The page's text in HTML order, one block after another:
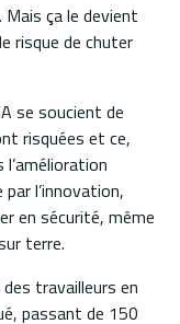
Mais ça le devient
risque de chuter
se soucient de
risquées et ce,
l’amélioration
l’innovation,
en sécurité, même
terre.
travailleurs en
passant de 150